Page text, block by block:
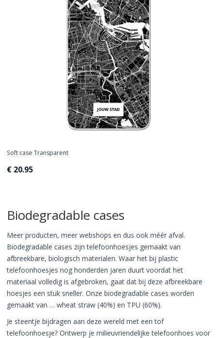
Soft case Transparent
€ 20.95
Biodegradable cases
Meer producten, meer webshops en dus ook méér afval.
Biodegradable cases zijn telefoonhoesjes gemaakt van
afbreekbare, biologisch materialen. Waar het bij plastic
telefoonhoesjes nog honderden jaren duurt voordat het
materiaal volledig is afgebroken, gaat dat bij deze afbreekbare
hoesjes een stuk sneller. Onze biodegradable cases worden
gemaakt van … wheat straw (40%) en TPU (60%).
Je steentje bijdragen aan deze wereld met een tof
telefoonhoesje? Ontwerp je milieuvriendelijke telefoonhoes voor